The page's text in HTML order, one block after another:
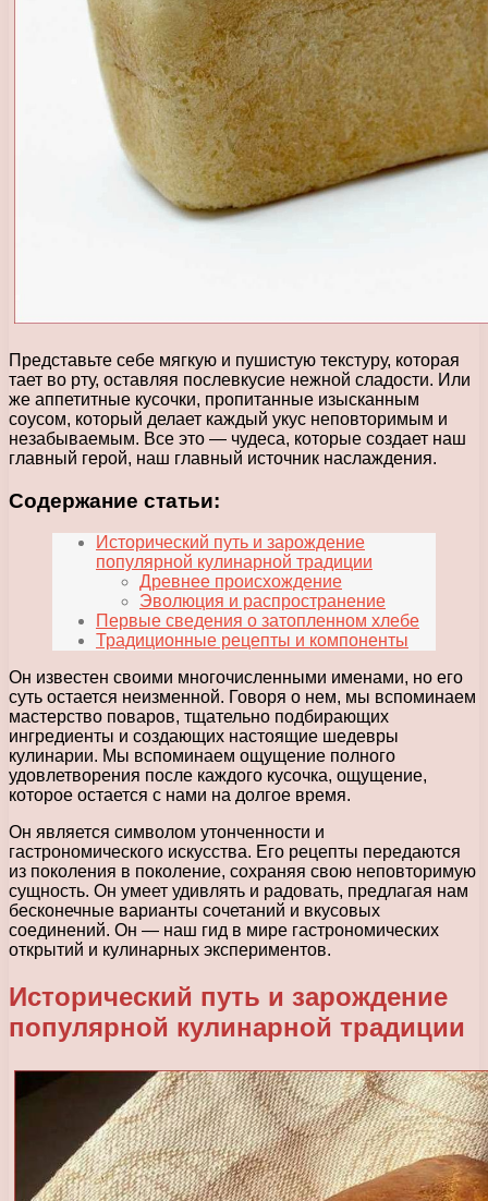
Представьте себе мягкую и пушистую текстуру, которая
тает во рту, оставляя послевкусие нежной сладости. Или
же аппетитные кусочки, пропитанные изысканным
соусом, который делает каждый укус неповторимым и
незабываемым. Все это — чудеса, которые создает наш
главный герой, наш главный источник наслаждения.
Содержание статьи:
Исторический путь и зарождение
популярной кулинарной традиции
Древнее происхождение
Эволюция и распространение
Первые сведения о затопленном хлебе
Традиционные рецепты и компоненты
Он известен своими многочисленными именами, но его
суть остается неизменной. Говоря о нем, мы вспоминаем
мастерство поваров, тщательно подбирающих
ингредиенты и создающих настоящие шедевры
кулинарии. Мы вспоминаем ощущение полного
удовлетворения после каждого кусочка, ощущение,
которое остается с нами на долгое время.
Он является символом утонченности и
гастрономического искусства. Его рецепты передаются
из поколения в поколение, сохраняя свою неповторимую
сущность. Он умеет удивлять и радовать, предлагая нам
бесконечные варианты сочетаний и вкусовых
соединений. Он — наш гид в мире гастрономических
открытий и кулинарных экспериментов.
Исторический путь и зарождение
популярной кулинарной традиции